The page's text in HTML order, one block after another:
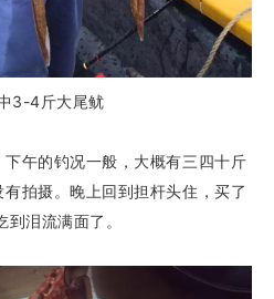
3-4斤大尾鱿
午的钓况一般，大概有三四十斤
拍摄。晚上回到担杆头住，买了
泪流满面了。